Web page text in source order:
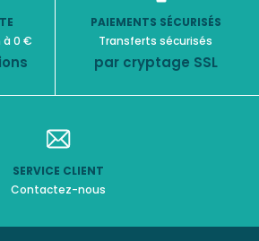
à 0 €
PAIEMENTS SÉCURISÉS
Transferts sécurisés
par cryptage SSL
SERVICE CLIENT
Contactez-nous